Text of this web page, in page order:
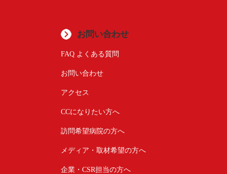
お問い合わせ
FAQ よくある質問
お問い合わせ
アクセス
CCになりたい方へ
訪問希望病院の方へ
メディア・取材希望の方へ
企業・CSR担当の方へ